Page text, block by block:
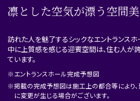
凛とした空気が漂う空間美
訪れた人を魅了するシックなエントランス
中に上質感を感じる迎賓空間は、住む人が
ています。
※エントランスホール完成予想図
※掲載の完成予想図は施工上の都合等により、
に変更が生じる場合がございます。